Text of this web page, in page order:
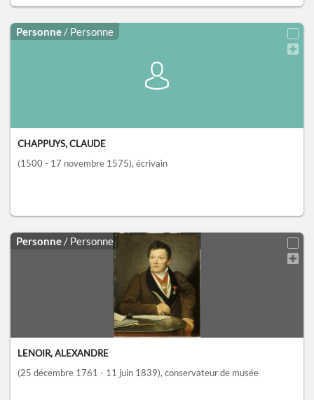
Personne / Personne
CHAPPUYS, CLAUDE
(1500 - 17 novembre 1575), écrivain
Personne / Personne
LENOIR, ALEXANDRE
(25 décembre 1761 - 11 juin 1839), conservateur de musée